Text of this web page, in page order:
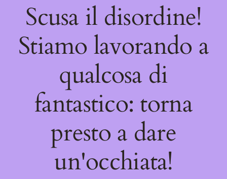
Scusa il disordine!
Stiamo lavorando a
qualcosa di
fantastico: torna
presto a dare
un'occhiata!